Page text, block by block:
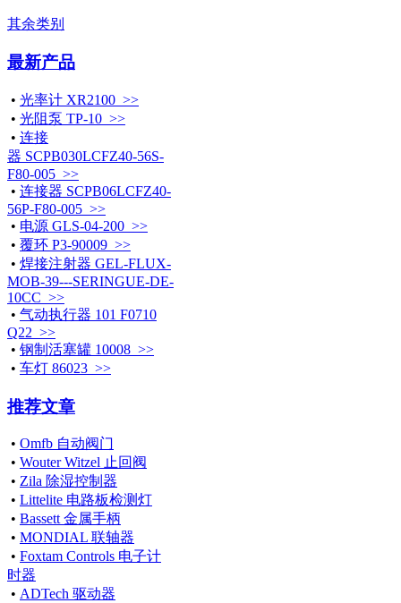
其余类别
最新产品
• 光率计 XR2100 >>
• 光阻泵 TP-10 >>
• 连接
器 SCPB030LCFZ40-56S-
F80-005 >>
• 连接器 SCPB06LCFZ40-
56P-F80-005 >>
• 电源 GLS-04-200 >>
• 覆环 P3-90009 >>
• 焊接注射器 GEL-FLUX-
MOB-39---SERINGUE-DE-
10CC >>
• 气动执行器 101 F0710
Q22 >>
• 钢制活塞罐 10008 >>
• 车灯 86023 >>
推荐文章
• Omfb 自动阀门
• Wouter Witzel 止回阀
• Zila 除湿控制器
• Littelite 电路板检测灯
• Bassett 金属手柄
• MONDIAL 联轴器
• Foxtam Controls 电子计
时器
• ADTech 驱动器